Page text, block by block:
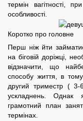
термін вагітності,
особливості.
Коротко про головне
Перш ніж йти
на біговій доріжці,
відзначити, що
способу життя, в тому
другий триместр (
ускладнень. Однак
грамотний план
термінах.